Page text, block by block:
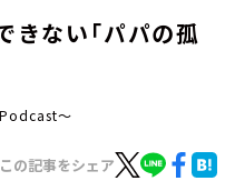
きない「パパの孤
～
この記事をシェア